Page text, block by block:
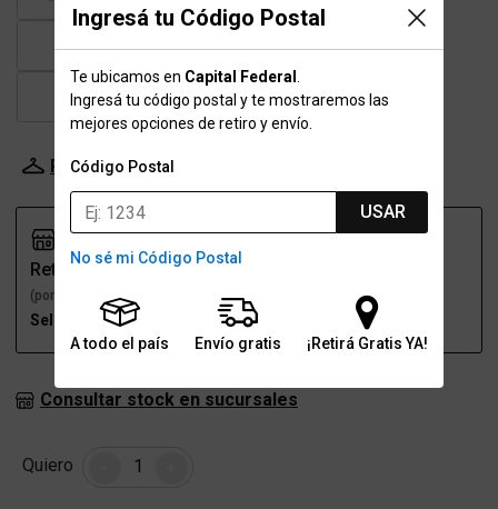
Ingresá tu Código Postal
Te ubicamos en Capital Federal
Ingresá tu código postal y te mostraremos las
mejores opciones de retiro y envío.
Código Postal
USAR
No sé mi Código Postal
A todo el país Envío gratis ¡Retirá Gratis YA!
42 43 43.5 44
45 45.5 46 47
Probador Virtual
Retiro
(por una sucursal)
Seleccioná talle Seleccioná talle
Consultar stock en sucursales
Quiero Cantidad